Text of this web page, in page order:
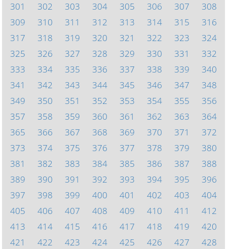
301
302 303 304 305 306 307
308
309
310 311 312 313 314 315
316
317
318 319 320 321 322 323
324
325
326 327 328 329 330 331
332
333
334 335 336 337 338 339
340
341
342 343 344 345 346 347
348
349
350 351 352 353 354 355
356
357
358 359 360 361 362 363
364
365
366 367 368 369 370 371
372
373
374 375 376 377 378 379
380
381
382 383 384 385 386 387
388
389
390 391 392 393 394 395
396
397
398 399 400 401 402 403
404
405
406 407 408 409 410 411
412
413
414 415 416 417 418 419
420
421
422 423 424 425 426 427 428